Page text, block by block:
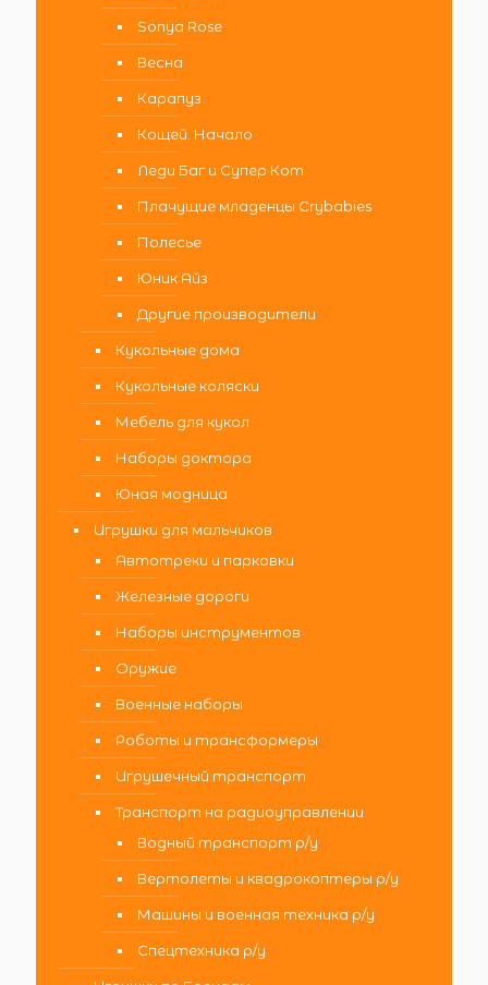
Sonya Rose
Весна
Карапуз
Кощей. Начало
Леди Баг и Супер Кот
Плачущие младенцы Crybabies
Полесье
Юник Айз
Другие производители
Кукольные дома
Кукольные коляски
Мебель для кукол
Наборы доктора
Юная модница
Игрушки для мальчиков
Автотреки и парковки
Железные дороги
Наборы инструментов
Оружие
Военные наборы
Роботы и трансформеры
Игрушечный транспорт
Транспорт на радиоуправлении
Водный транспорт р/у
Вертолеты и квадрокоптеры р/у
Машины и военная техника р/у
Спецтехника р/у